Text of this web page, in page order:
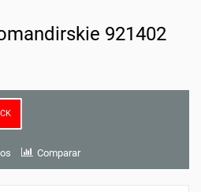
921402
Comparar